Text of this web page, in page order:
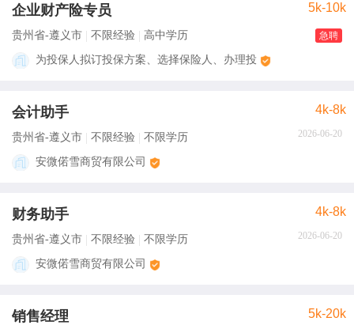
企业财产险专员 5k-10k
贵州省-遵义市 不限经验 高中学历 急聘
为投保人拟订投保方案、选择保险人、办理投
会计助手 4k-8k
2026-06-20
贵州省-遵义市 不限经验 不限学历
安微偌雪商贸有限公司
财务助手 4k-8k
2026-06-20
贵州省-遵义市 不限经验 不限学历
安微偌雪商贸有限公司
销售经理 5k-20k